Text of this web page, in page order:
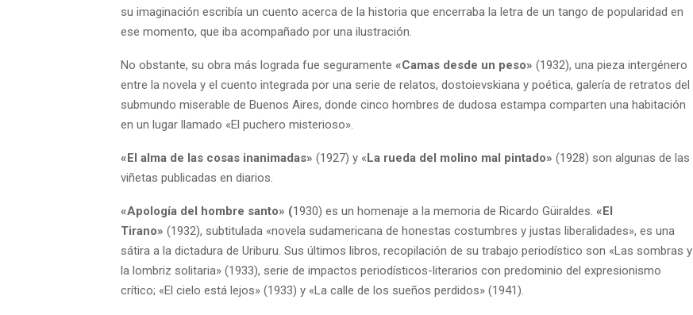
su imaginación escribía un cuento acerca de la historia que encerraba la letra de un tango de popularidad en
ese momento, que iba acompañado por una ilustración.
No obstante, su obra más lograda fue seguramente «Camas desde un peso» (1932), una pieza intergénero
entre la novela y el cuento integrada por una serie de relatos, dostoievskiana y poética, galería de retratos del
submundo miserable de Buenos Aires, donde cinco hombres de dudosa estampa comparten una habitación
en un lugar llamado «El puchero misterioso».
«El alma de las cosas inanimadas» (1927) y «La rueda del molino mal pintado» (1928) son algunas de las
viñetas publicadas en diarios.
«Apología del hombre santo» (1930) es un homenaje a la memoria de Ricardo Güiraldes. «El
Tirano» (1932), subtitulada «novela sudamericana de honestas costumbres y justas liberalidades», es una
sátira a la dictadura de Uriburu. Sus últimos libros, recopilación de su trabajo periodístico son «Las sombras y
la lombriz solitaria» (1933), serie de impactos periodísticos-literarios con predominio del expresionismo
crítico; «El cielo está lejos» (1933) y «La calle de los sueños perdidos» (1941).